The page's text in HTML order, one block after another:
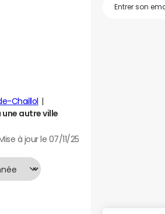
Chaillol
autre ville
Mise à jour le 07/11/25